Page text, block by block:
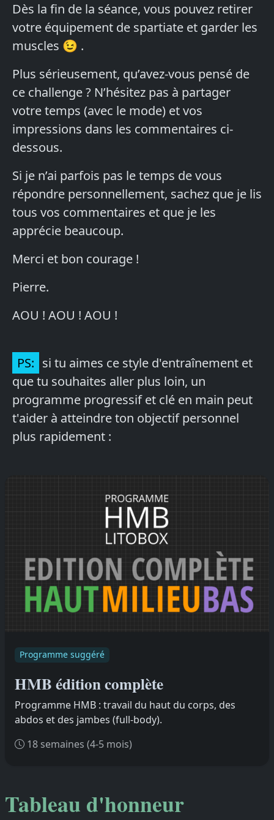
Dès la fin de la séance, vous pouvez retirer
votre équipement de spartiate et garder les
muscles 😉 .
Plus sérieusement, qu’avez-vous pensé de
ce challenge ? N’hésitez pas à partager
votre temps (avec le mode) et vos
impressions dans les commentaires ci-
dessous.
Si je n’ai parfois pas le temps de vous
répondre personnellement, sachez que je lis
tous vos commentaires et que je les
apprécie beaucoup.
Merci et bon courage !
Pierre.
AOU ! AOU ! AOU !
PS: si tu aimes ce style d'entraînement et
que tu souhaites aller plus loin, un
programme progressif et clé en main peut
t'aider à atteindre ton objectif personnel
plus rapidement :
Programme suggéré
HMB édition complète
Programme HMB : travail du haut du corps, des
abdos et des jambes (full-body).
18 semaines (4-5 mois)
Tableau d'honneur